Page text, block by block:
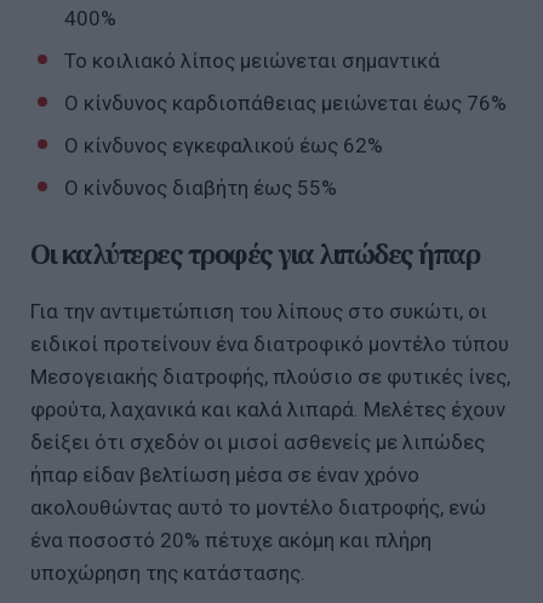
400%
Το κοιλιακό λίπος μειώνεται σημαντικά
Ο κίνδυνος καρδιοπάθειας μειώνεται έως 76%
Ο κίνδυνος εγκεφαλικού έως 62%
Ο κίνδυνος διαβήτη έως 55%
Οι καλύτερες τροφές για λιπώδες ήπαρ
Για την αντιμετώπιση του λίπους στο συκώτι, οι
ειδικοί προτείνουν ένα διατροφικό μοντέλο τύπου
Μεσογειακής διατροφής, πλούσιο σε φυτικές ίνες,
φρούτα, λαχανικά και καλά λιπαρά. Μελέτες έχουν
δείξει ότι σχεδόν οι μισοί ασθενείς με λιπώδες
ήπαρ είδαν βελτίωση μέσα σε έναν χρόνο
ακολουθώντας αυτό το μοντέλο διατροφής, ενώ
ένα ποσοστό 20% πέτυχε ακόμη και πλήρη
υποχώρηση της κατάστασης.